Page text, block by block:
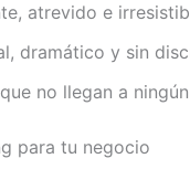
atrevido e
dramático y sin
no llegan a
para tu negocio